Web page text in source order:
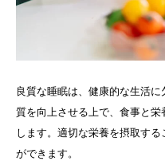
良質な睡眠は、健康的な生活
質を向上させる上で、食事と
します。適切な栄養を摂取す
ができます。